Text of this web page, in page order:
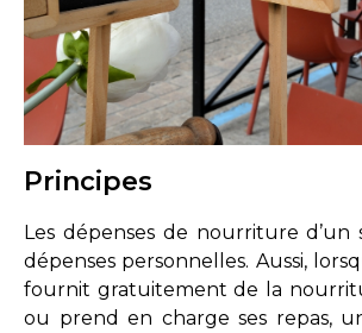
Principes
Les dépenses de nourriture d’un
dépenses personnelles. Aussi,
fournit gratuitement de la
ou prend en charge ses repas,